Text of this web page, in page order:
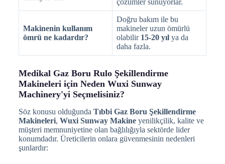
Makinenin kullanım
ömrü ne kadardır?
Doğru bakım ile bu
makineler uzun ömürlü
olabilir 15-20 yılya da
daha fazla.
Medikal Gaz Boru Rulo Şekillendirme
Makineleri için Neden Wuxi Sunway
Machinery'yi Seçmelisiniz?
Söz konusu olduğunda Tıbbi Gaz Boru Şekillendirme
Makineleri, Wuxi Sunway Makineyenilikçilik, kalite ve
müşteri memnuniyetine olan bağlılığıyla sektörde lider
konumdadır. Üreticilerin onlara güvenmesinin nedenleri
şunlardır: